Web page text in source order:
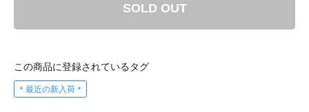
SOLD OUT
この商品に登録されているタグ
＊最近の新入荷＊